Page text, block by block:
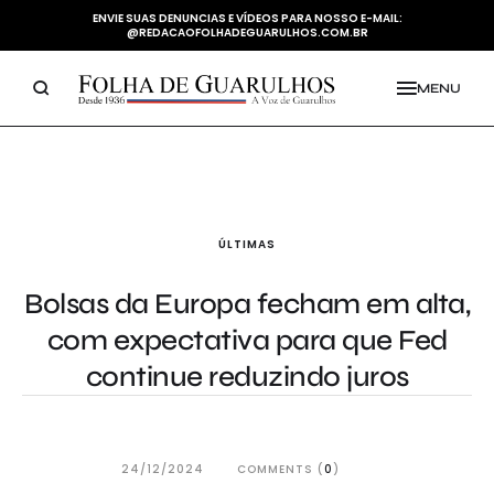
ENVIE SUAS DENUNCIAS E VÍDEOS PARA NOSSO E-MAIL:
@REDACAOFOLHADEGUARULHOS.COM.BR
MENU
ÚLTIMAS
Bolsas da Europa fecham em alta,
com expectativa para que Fed
continue reduzindo juros
24/12/2024 COMMENTS (0 )